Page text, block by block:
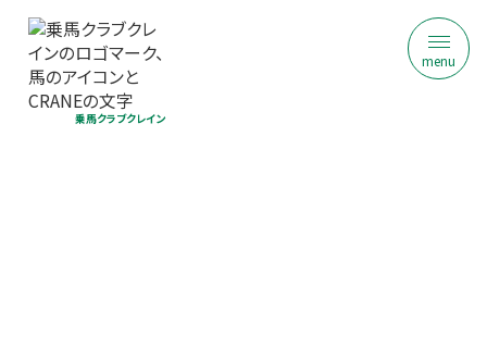
乗馬クラブクレイン
menu